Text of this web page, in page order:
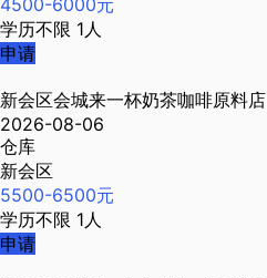
4500-6000元
学历不限 1人
申请
新会区会城来一杯奶茶咖啡原料店
2026-08-06
仓库
新会区
5500-6500元
学历不限 1人
申请